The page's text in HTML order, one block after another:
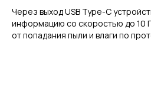
Через выход USB Type-C
информацию со скоростью до 10
от попадания пыли и влаги по